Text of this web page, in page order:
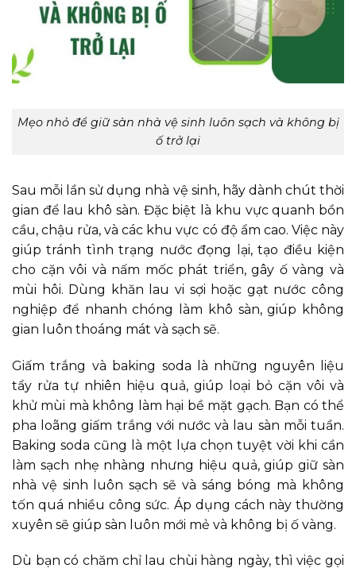
Mẹo nhỏ để giữ sàn nhà vệ sinh luôn sạch và không bị
ố trở lại
Sau mỗi lần sử dụng nhà vệ sinh, hãy dành chút thời
gian để lau khô sàn. Đặc biệt là khu vực quanh bồn
cầu, chậu rửa, và các khu vực có độ ẩm cao. Việc này
giúp tránh tình trạng nước đọng lại, tạo điều kiện
cho cặn vôi và nấm mốc phát triển, gây ố vàng và
mùi hôi. Dùng khăn lau vi sợi hoặc gạt nước công
nghiệp để nhanh chóng làm khô sàn, giúp không
gian luôn thoáng mát và sạch sẽ.
Giấm trắng và baking soda là những nguyên liệu
tẩy rửa tự nhiên hiệu quả, giúp loại bỏ cặn vôi và
khử mùi mà không làm hại bề mặt gạch. Bạn có thể
pha loãng giấm trắng với nước và lau sàn mỗi tuần.
Baking soda cũng là một lựa chọn tuyệt vời khi cần
làm sạch nhẹ nhàng nhưng hiệu quả, giúp giữ sàn
nhà vệ sinh luôn sạch sẽ và sáng bóng mà không
tốn quá nhiều công sức. Áp dụng cách này thường
xuyên sẽ giúp sàn luôn mới mẻ và không bị ố vàng.
Dù bạn có chăm chỉ lau chùi hàng ngày, thì việc gọi